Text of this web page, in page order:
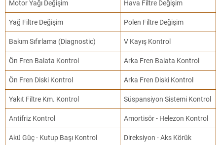
Motor Yağı Değişim Hava Filtre Değişim
Yağ Filtre Değişim Polen Filtre Değişim
Bakım Sıfırlama (Diagnostic) V Kayış Kontrol
Ön Fren Balata Kontrol Arka Fren Balata Kontrol
Ön Fren Diski Kontrol Arka Fren Diski Kontrol
Yakıt Filtre Km. Kontrol Süspansiyon Sistemi Kontrol
Antifriz Kontrol Amortisör - Helezon Kontrol
Akü Güç - Kutup Başı Kontrol
Direksiyon - Aks Körük